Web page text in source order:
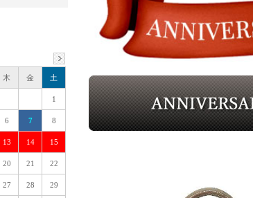
木 金 土
1
6 7 8
13 14 15
20 21 22
27 28 29